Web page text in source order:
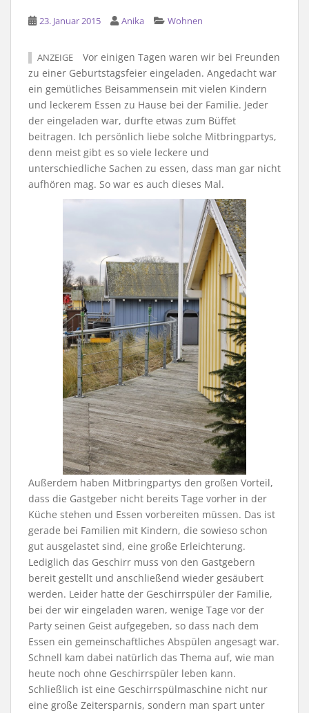
23. Januar 2015 Anika Wohnen
ANZEIGE
Vor einigen Tagen waren wir bei Freunden
zu einer Geburtstagsfeier eingeladen. Angedacht war
ein gemütliches Beisammensein mit vielen Kindern
und leckerem Essen zu Hause bei der Familie. Jeder
der eingeladen war, durfte etwas zum Büffet
beitragen. Ich persönlich liebe solche Mitbringpartys,
denn meist gibt es so viele leckere und
unterschiedliche Sachen zu essen, dass man gar nicht
aufhören mag. So war es auch dieses Mal.
Außerdem haben Mitbringpartys den großen Vorteil,
dass die Gastgeber nicht bereits Tage vorher in der
Küche stehen und Essen vorbereiten müssen. Das ist
gerade bei Familien mit Kindern, die sowieso schon
gut ausgelastet sind, eine große Erleichterung.
Lediglich das Geschirr muss von den Gastgebern
bereit gestellt und anschließend wieder gesäubert
werden. Leider hatte der Geschirrspüler der Familie,
bei der wir eingeladen waren, wenige Tage vor der
Party seinen Geist aufgegeben, so dass nach dem
Essen ein gemeinschaftliches Abspülen angesagt war.
Schnell kam dabei natürlich das Thema auf, wie man
heute noch ohne Geschirrspüler leben kann.
Schließlich ist eine Geschirrspülmaschine nicht nur
eine große Zeitersparnis, sondern man spart unter